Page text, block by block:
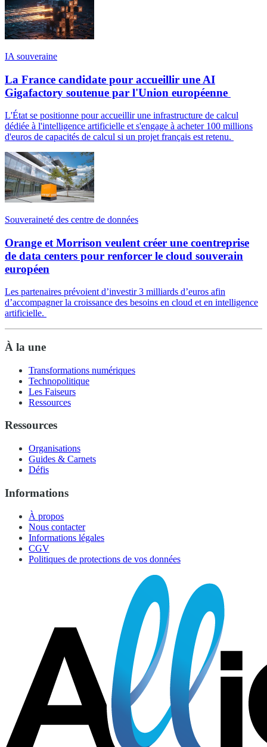
IA souveraine
La France candidate pour accueillir une AI
Gigafactory soutenue par l'Union européenne
L'État se positionne pour accueillir une infrastructure de calcul
dédiée à l'intelligence artificielle et s'engage à acheter 100 millions
d'euros de capacités de calcul si un projet français est retenu.
Souveraineté des centre de données
Orange et Morrison veulent créer une coentreprise
de data centers pour renforcer le cloud souverain
européen
Les partenaires prévoient d’investir 3 milliards d’euros afin
d’accompagner la croissance des besoins en cloud et en intelligence
artificielle.
À la une
Transformations numériques
Technopolitique
Les Faiseurs
Ressources
Ressources
Organisations
Guides & Carnets
Défis
Informations
À propos
Nous contacter
Informations légales
CGV
Politiques de protections de vos données